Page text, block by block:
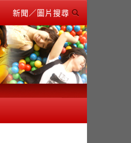
新聞／圖片搜尋